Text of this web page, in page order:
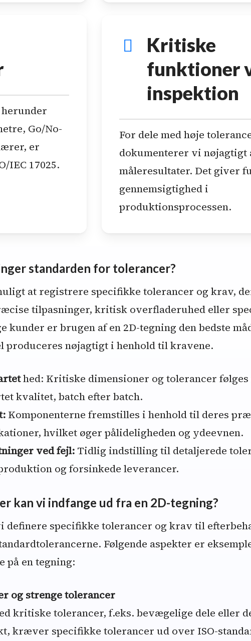
Go/No-
er
IEC 17025.
Kritiske
funktioner
inspektion
For dele med høje
dokumenterer vi nøjagtigt
måleresultater. Det giver
gennemsigtighed i
produktionsprocessen.
standarden for tolerancer?
at registrere specifikke tolerancer og krav,
tilpasninger, kritisk overfladeruhed eller
kunder er brugen af en 2D-tegning den bedste
produceres nøjagtigt i henhold til kravene.
hed: Kritiske dimensioner og tolerancer
kvalitet, batch efter batch.
Komponenterne fremstilles i henhold til deres
hvilket øger pålideligheden og ydeevnen.
ved fejl:Tidlig indstilling til detaljerede
og forsinkede leverancer.
kan vi indfange ud fra en 2D-tegning?
definere specifikke tolerancer og krav til
Følgende aspekter er
på en tegning:
og strenge tolerancer
kritiske tolerancer, f.eks. bevægelige dele eller
kræver specifikke tolerancer ud over ISO-